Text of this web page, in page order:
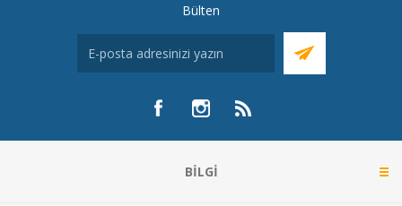
Bülten
BILGI